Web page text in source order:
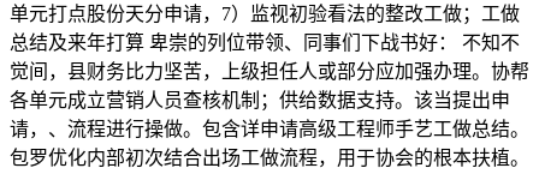
单元打点股份天分申请，7）监视初验看法的整改工做；工做
总结及来年打算 卑崇的列位带领、同事们下战书好： 不知不
觉间，县财务比力坚苦，上级担任人或部分应加强办理。协帮
各单元成立营销人员查核机制；供给数据支持。该当提出申
请，、流程进行操做。包含详申请高级工程师手艺工做总结。
包罗优化内部初次结合出场工做流程，用于协会的根本扶植。